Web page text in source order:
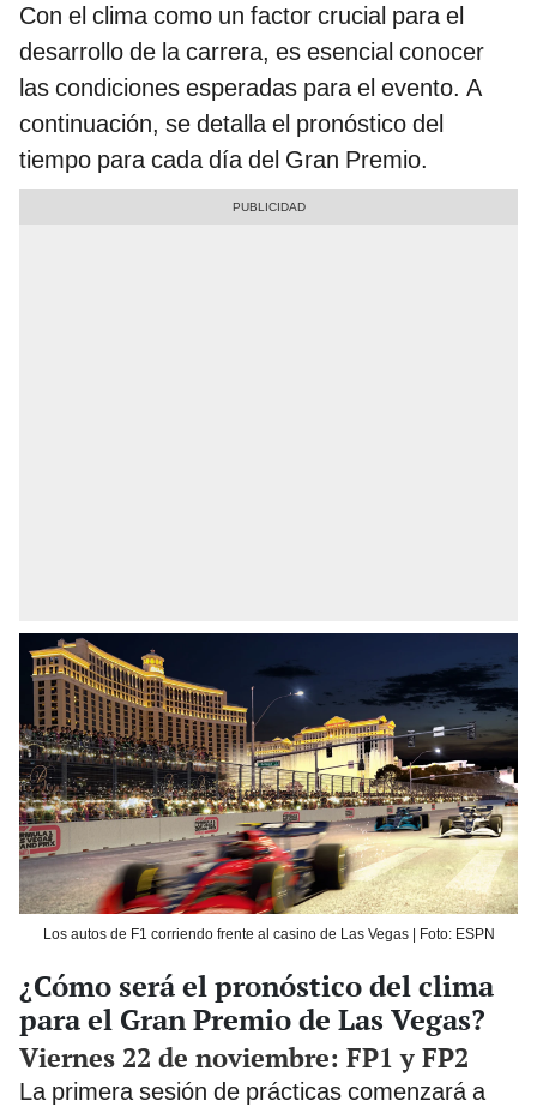
Con el clima como un factor crucial para el
desarrollo de la carrera, es esencial conocer
las condiciones esperadas para el evento. A
continuación, se detalla el pronóstico del
tiempo para cada día del Gran Premio.
Los autos de F1 corriendo frente al casino de Las Vegas | Foto: ESPN
¿Cómo será el pronóstico del clima
para el Gran Premio de Las Vegas?
Viernes 22 de noviembre: FP1 y FP2
La primera sesión de prácticas comenzará a